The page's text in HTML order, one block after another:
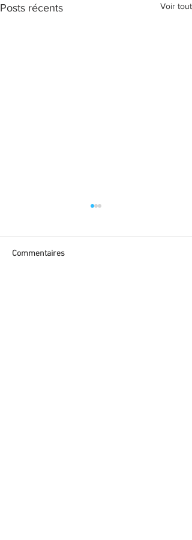
Posts récents Voir tout
Commentaires